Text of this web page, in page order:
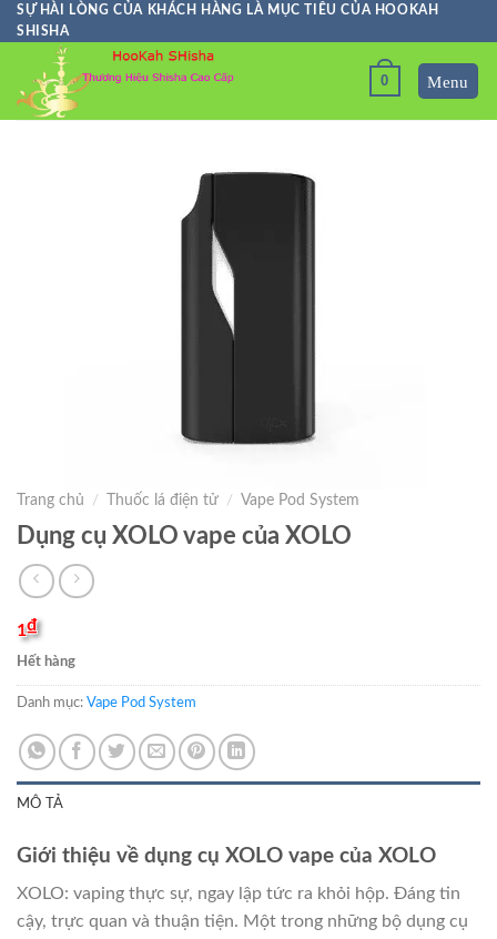
Skip
to
content
SỰ HÀI LÒNG CỦA KHÁCH HÀNG LÀ MỤC TIÊU CỦA HOOKAH
SHISHA
0
Trang chủ / Thuốc lá điện tử / Vape Pod System
Dụng cụ XOLO vape của XOLO
1₫
Hết hàng
Danh mục: Vape Pod System
MÔ TẢ
Giới thiệu về dụng cụ XOLO vape của XOLO
XOLO: vaping thực sự, ngay lập tức ra khỏi hộp. Đáng tin
cậy, trực quan và thuận tiện. Một trong những bộ dụng cụ